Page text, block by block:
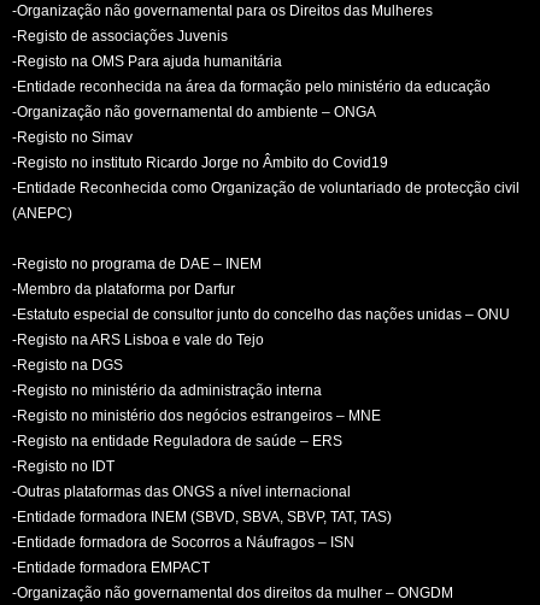
-Organização não governamental para os Direitos das Mulheres
-Registo de associações Juvenis
-Registo na OMS Para ajuda humanitária
-Entidade reconhecida na área da formação pelo ministério da educação
-Organização não governamental do ambiente – ONGA
-Registo no Simav
-Registo no instituto Ricardo Jorge no Âmbito do Covid19
-Entidade Reconhecida como Organização de voluntariado de protecção civil
(ANEPC)
-Registo no programa de DAE – INEM
-Membro da plataforma por Darfur
-Estatuto especial de consultor junto do concelho das nações unidas – ONU
-Registo na ARS Lisboa e vale do Tejo
-Registo na DGS
-Registo no ministério da administração interna
-Registo no ministério dos negócios estrangeiros – MNE
-Registo na entidade Reguladora de saúde – ERS
-Registo no IDT
-Outras plataformas das ONGS a nível internacional
-Entidade formadora INEM (SBVD, SBVA, SBVP, TAT, TAS)
-Entidade formadora de Socorros a Náufragos – ISN
-Entidade formadora EMPACT
-Organização não governamental dos direitos da mulher – ONGDM